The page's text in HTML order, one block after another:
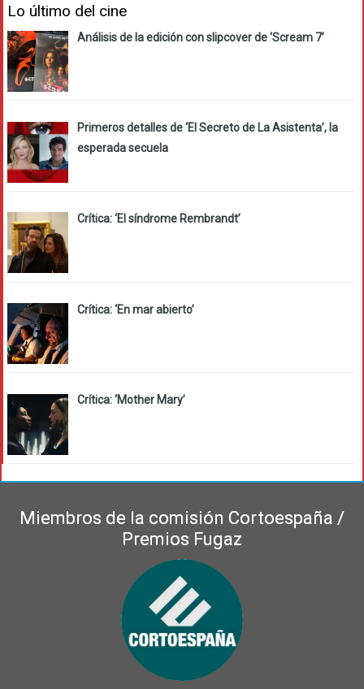
Lo último del cine
Análisis de la edición con slipcover de ‘Scream 7’
Primeros detalles de ‘El Secreto de La Asistenta’, la
esperada secuela
Crítica: ‘El síndrome Rembrandt’
Crítica: ‘En mar abierto’
Crítica: ‘Mother Mary’
Miembros de la comisión Cortoespaña /
Premios Fugaz